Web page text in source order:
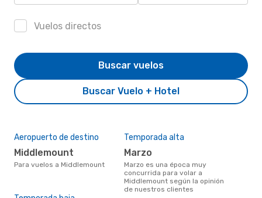
Vuelos directos
Buscar Vuelo + Hotel
Buscar vuelos
Aeropuerto de destino
Middlemount
Para vuelos a Middlemount
Temporada alta
marzo
marzo es una época muy
concurrida para volar a
Middlemount según la opinión
de nuestros clientes